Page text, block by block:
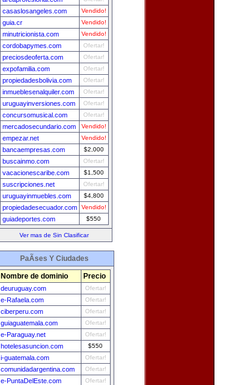
casaslosangeles.com Vendido!
guia.cr Vendido!
minutricionista.com Vendido!
cordobapymes.com Ofertar!
preciosdeoferta.com Ofertar!
expofamilia.com Ofertar!
propiedadesbolivia.com Ofertar!
inmueblesenalquiler.com Ofertar!
uruguayinversiones.com Ofertar!
concursomusical.com Ofertar!
mercadosecundario.com Vendido!
empezar.net Vendido!
bancaempresas.com $2,000
buscainmo.com Ofertar!
vacacionescaribe.com $1,500
suscripciones.net Ofertar!
uruguayinmuebles.com $4,800
propiedadesecuador.com Vendido!
guiadeportes.com $550
Ver mas de Sin Clasificar
PaÃ­ses Y Ciudades
Nombre de dominio Precio
deuruguay.com Ofertar!
e-Rafaela.com Ofertar!
ciberperu.com Ofertar!
guiaguatemala.com Ofertar!
e-Paraguay.net Ofertar!
hotelesasuncion.com $550
i-guatemala.com Ofertar!
comunidadargentina.com Ofertar!
e-PuntaDelEste.com Ofertar!